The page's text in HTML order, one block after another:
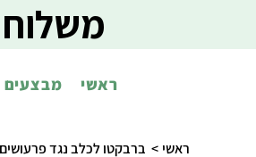
ראשי מבצעים
ראשי > ברבקטו לכלב נגד פרעושים